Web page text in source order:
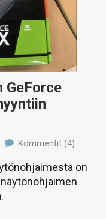
GeForce
Kommentit (4)
on